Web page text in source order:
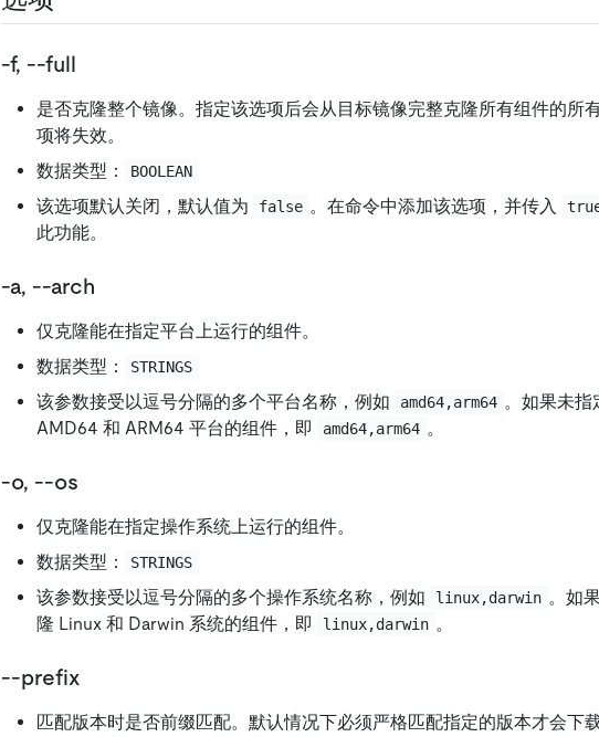
-f, --full
是否克隆整个镜像。指定该选项后会从目标镜像完整克隆所有组件的所
项将失效。
数据类型：
BOOLEAN
该选项默认关闭，默认值为 false 。在命令中添加该选项，并传入
此功能。
-a, --arch
仅克隆能在指定平台上运行的组件。
数据类型：
STRINGS
该参数接受以逗号分隔的多个平台名称，例如 amd64,arm64 。如果未指
AMD64 和 ARM64 平台的组件，即
amd64,arm64 。
-o, --os
仅克隆能在指定操作系统上运行的组件。
数据类型：
STRINGS
该参数接受以逗号分隔的多个操作系统名称，例如 linux,darwin 。如
隆 Linux 和 Darwin 系统的组件，即
linux,darwin 。
--prefix
匹配版本时是否前缀匹配。默认情况下必须严格匹配指定的版本才会下